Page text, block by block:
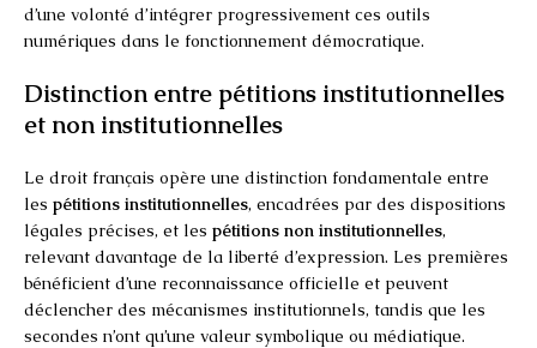
d’une volonté d’intégrer progressivement ces outils
numériques dans le fonctionnement démocratique.
Distinction entre pétitions institutionnelles
et non institutionnelles
Le droit français opère une distinction fondamentale entre
les pétitions institutionnelles, encadrées par des dispositions
légales précises, et les pétitions non institutionnelles,
relevant davantage de la liberté d’expression. Les premières
bénéficient d’une reconnaissance officielle et peuvent
déclencher des mécanismes institutionnels, tandis que les
secondes n’ont qu’une valeur symbolique ou médiatique.